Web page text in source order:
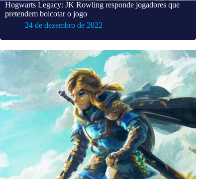
Hogwarts Legacy: JK Rowling responde jogadores que
pretendem boicotar o jogo
24 de dezembro de 2022